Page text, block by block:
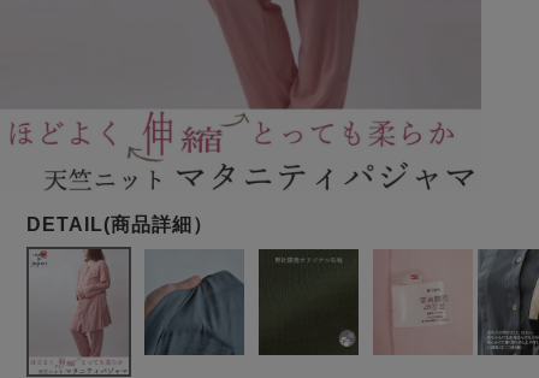
春 夏 秋
ガールズパジャマ
柄物
売れ筋ランキング
生活雑貨
売れ筋ランキング
- Item Ranking -
目的別でさがす一覧はこちら
すべてのメン
ズ
パジャマ
長袖 半袖 七分袖
前開き スリーパー